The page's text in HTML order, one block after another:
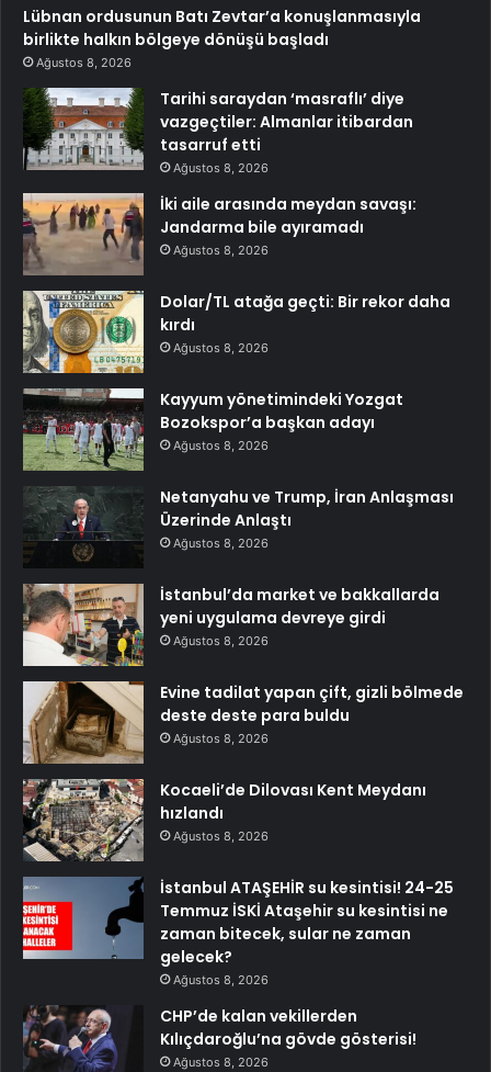
Lübnan ordusunun Batı Zevtar’a konuşlanmasıyla
birlikte halkın bölgeye dönüşü başladı
Ağustos 8, 2026
Tarihi saraydan ‘masraflı’ diye
vazgeçtiler: Almanlar itibardan
tasarruf etti
Ağustos 8, 2026
İki aile arasında meydan savaşı:
Jandarma bile ayıramadı
Ağustos 8, 2026
Dolar/TL atağa geçti: Bir rekor daha
kırdı
Ağustos 8, 2026
Kayyum yönetimindeki Yozgat
Bozokspor’a başkan adayı
Ağustos 8, 2026
Netanyahu ve Trump, İran Anlaşması
Üzerinde Anlaştı
Ağustos 8, 2026
İstanbul’da market ve bakkallarda
yeni uygulama devreye girdi
Ağustos 8, 2026
Evine tadilat yapan çift, gizli bölmede
deste deste para buldu
Ağustos 8, 2026
Kocaeli’de Dilovası Kent Meydanı
hızlandı
Ağustos 8, 2026
İstanbul ATAŞEHİR su kesintisi! 24-25
Temmuz İSKİ Ataşehir su kesintisi ne
zaman bitecek, sular ne zaman
gelecek?
Ağustos 8, 2026
CHP’de kalan vekillerden
Kılıçdaroğlu’na gövde gösterisi!
Ağustos 8, 2026